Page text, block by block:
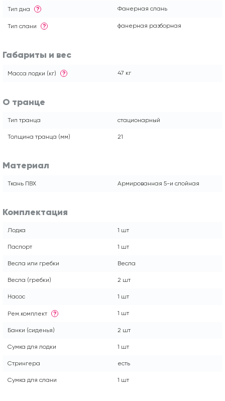
Тип дна ? Фанерная слань
Тип слани ? фанерная разборная
Габариты и вес
Масса лодки (кг) ? 47 кг
О транце
Тип транца стационарный
Толщина транца (мм) 21
Материал
Ткань ПВХ Армированная 5-и слойная
Комплектация
Лодка 1 шт
Паспорт 1 шт
Весла или гребки Весла
Весла (гребки) 2 шт
Насос 1 шт
Рем.комплект ? 1 шт
Банки (сиденья) 2 шт
Сумка для лодки 1 шт
Стрингера есть
Сумка для слани 1 шт